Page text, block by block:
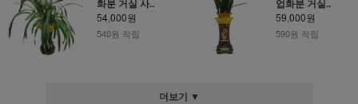
화분 거실 사..
54,000원
540원 적립
업화분 거실..
59,000원
590원 적립
더보기 ▼